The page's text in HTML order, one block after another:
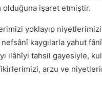
işaret etmiştir.
yoklayıp
nefsânî kaygılarla yahut
ilâhîyi tahsil gayesiyle,
fikirlerimizi, arzu ve